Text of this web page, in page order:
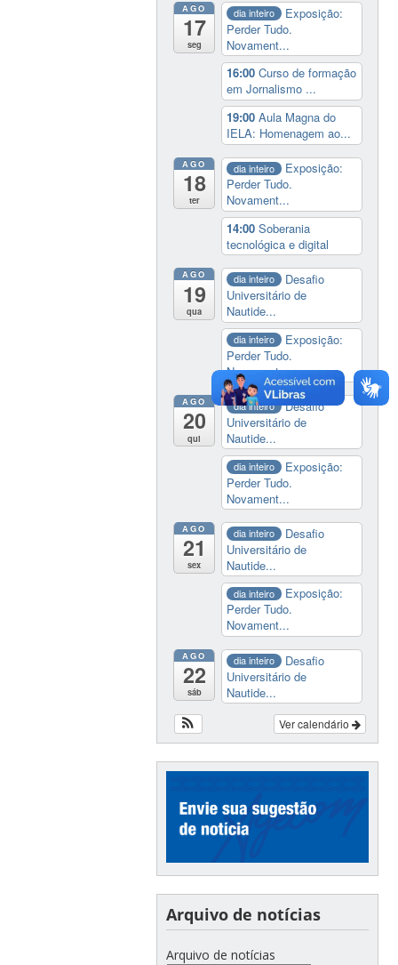
AGO
17
seg
dia inteiro
Exposição:
Perder Tudo.
Novament...
16:00Curso de formação
em Jornalismo ...
19:00Aula Magna do
IELA: Homenagem ao...
AGO
18
ter
dia inteiro
Exposição:
Perder Tudo.
Novament...
14:00Soberania
tecnológica e digital
AGO
19
qua
dia inteiro
Desafio
Universitário de
Nautide...
dia inteiro
Exposição:
Perder Tudo.
Novament...
AGO
20
qui
dia inteiro
Desafio
Universitário de
Nautide...
dia inteiro
Exposição:
Perder Tudo.
Novament...
AGO
21
sex
dia inteiro
Desafio
Universitário de
Nautide...
dia inteiro
Exposição:
Perder Tudo.
Novament...
AGO
22
sáb
dia inteiro
Desafio
Universitário de
Nautide...
Ver calendário
Arquivo de notícias
Arquivo de notícias